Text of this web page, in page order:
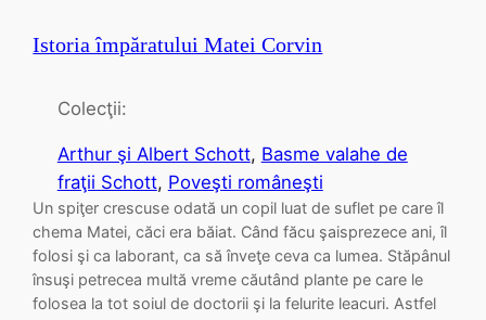
Istoria împăratului Matei Corvin
Colecţii:
Arthur şi Albert Schott, Basme valahe de
fraţii Schott, Poveşti româneşti
Un spiţer crescuse odată un copil luat de suflet pe care îl
chema Matei, căci era băiat. Când făcu şaisprezece ani, îl
folosi şi ca laborant, ca să înveţe ceva ca lumea. Stăpânul
însuşi petrecea multă vreme căutând plante pe care le
folosea la tot soiul de doctorii şi la felurite leacuri. Astfel